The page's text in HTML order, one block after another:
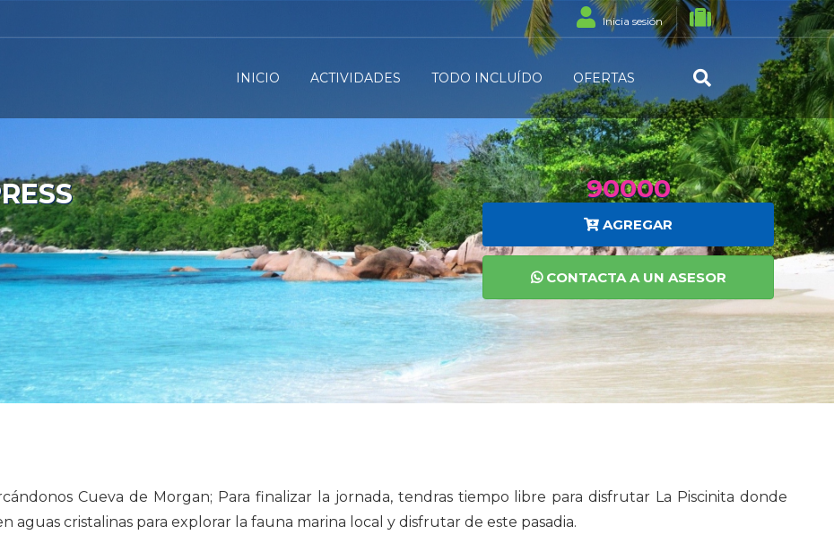
Inicia sesión
INICIO ACTIVIDADES TODO INCLUÍDO OFERTAS
90000
AGREGAR
CONTACTA A UN ASESOR
Cueva de Morgan; Para finalizar la jornada, tendras tiempo libre para disfrutar La Piscinita donde
aguas cristalinas para explorar la fauna marina local y disfrutar de este pasadia.